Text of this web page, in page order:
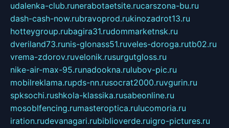
udalenka-club.runerabotaetsite.rucarszona-bu.ru
dash-cash-now.rubravoprod.rukinozadrot13.ru
hotteygroup.rubagira31.rudommarketnsk.ru
dveriland73.runis-glonass51.ruveles-doroga.rutb02.ru
vrema-zdorov.ruvelonik.rusurgutgloss.ru
nike-air-max-95.runadookna.rulubov-pic.ru
mobilreklama.rupds-nn.rusocrat2000.ruvgurin.ru
spksochi.rushkola-klassika.rusabeonline.ru
mosoblfencing.rumasteroptica.rulucomoria.ru
iration.rudevanagari.rubiblioverde.ruigro-pictures.ru